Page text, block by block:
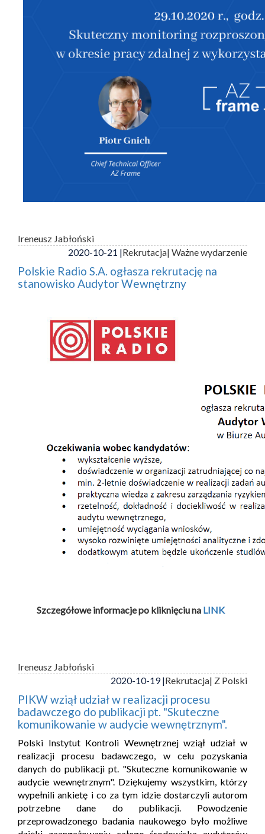
Ireneusz Jabłoński
2020-10-21 |Rekrutacja| Ważne wydarzenie
Polskie Radio S.A. ogłasza rekrutację na
stanowisko Audytor Wewnętrzny
Szczegółowe informacje po kliknięciu na LINK
Ireneusz Jabłoński
2020-10-19 |Rekrutacja| Z Polski
PIKW wziął udział w realizacji procesu
badawczego do publikacji pt. "Skuteczne
komunikowanie w audycie wewnętrznym".
Polski Instytut Kontroli Wewnętrznej wziął udział w
realizacji procesu badawczego, w celu pozyskania
danych do publikacji pt. "Skuteczne komunikowanie w
audycie wewnętrznym". Dziękujemy wszystkim, którzy
wypełnili ankietę i co za tym idzie dostarczyli autorom
potrzebne dane do publikacji. Powodzenie
przeprowadzonego badania naukowego było możliwe